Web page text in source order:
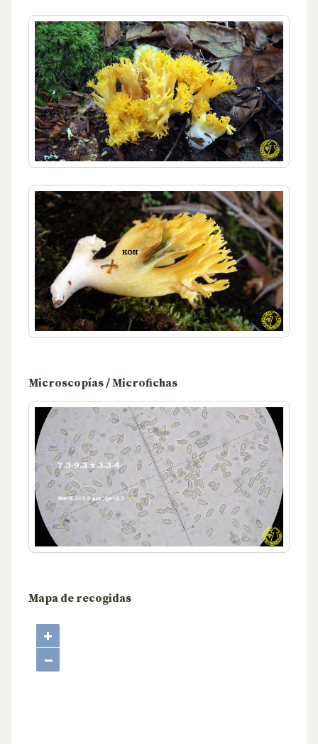
Microscopías / Microfichas
Mapa de recogidas
+
−